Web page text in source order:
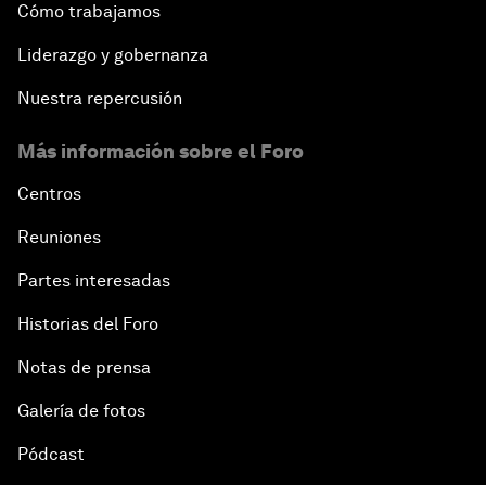
Cómo trabajamos
Liderazgo y gobernanza
Nuestra repercusión
Más información sobre el Foro
Centros
Reuniones
Partes interesadas
Historias del Foro
Notas de prensa
Galería de fotos
Pódcast